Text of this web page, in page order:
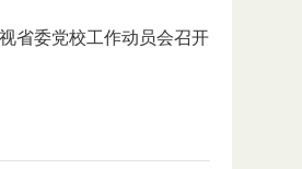
省委党校工作动员会召开